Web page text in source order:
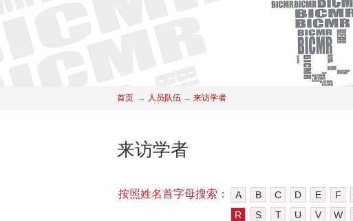
首页 → 人员队伍 → 来访学者
来访学者
按照姓名首字母搜索： A B C D E F
R
S T U V W